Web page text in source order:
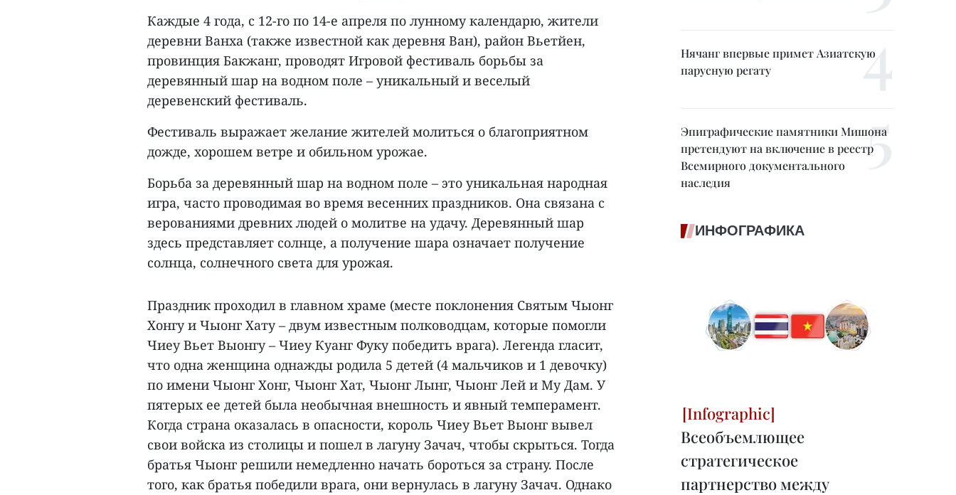
Каждые 4 года, с 12-го по 14-е апреля по лунному календарю, жители
деревни Ванха (также известной как деревня Ван), район Вьетйен,
провинция Бакжанг, проводят Игровой фестиваль борьбы за
деревянный шар на водном поле – уникальный и веселый
деревенский фестиваль.
Фестиваль выражает желание жителей молиться о благоприятном
дожде, хорошем ветре и обильном урожае.
Борьба за деревянный шар на водном поле – это уникальная народная
игра, часто проводимая во время весенних праздников. Она связана с
верованиями древних людей о молитве на удачу. Деревянный шар
здесь представляет солнце, а получение шара означает получение
солнца, солнечного света для урожая.
Праздник проходил в главном храме (месте поклонения Святым Чыонг
Хонгу и Чыонг Хату – двум известным полководцам, которые помогли
Чиеу Вьет Выонгу – Чиеу Куанг Фуку победить врага). Легенда гласит,
что одна женщина однажды родила 5 детей (4 мальчиков и 1 девочку)
по имени Чыонг Хонг, Чыонг Хат, Чыонг Лынг, Чыонг Лей и Му Дам. У
пятерых ее детей была необычная внешность и явный темперамент.
Когда страна оказалась в опасности, король Чиеу Вьет Выонг вывел
свои войска из столицы и пошел в лагуну Зачач, чтобы скрыться. Тогда
братья Чыонг решили немедленно начать бороться за страну. После
того, как братья победили врага, они вернулась в лагуну Зачач. Однако
Нячанг впервые примет Азиатскую
парусную регату
Эпиграфические памятники Мишона
претендуют на включение в реестр
Всемирного документального
наследия
ИНФОГРАФИКА
Всеобъемлющее
стратегическое
партнерство между